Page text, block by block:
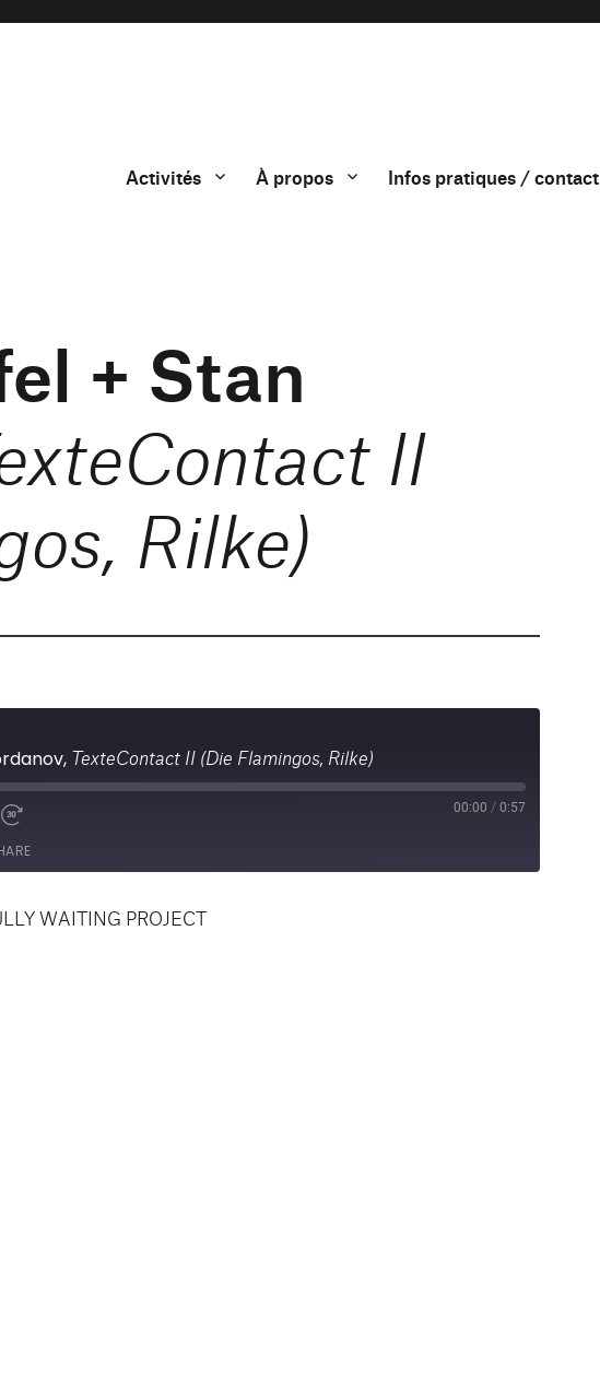
Activités À propos Infos pratiques / contact
+ Stan
II
Rilke)
TexteContact II (Die Flamingos, Rilke)
Fast
Forward
30
seconds
00:00 / 0:57
WAITING PROJECT